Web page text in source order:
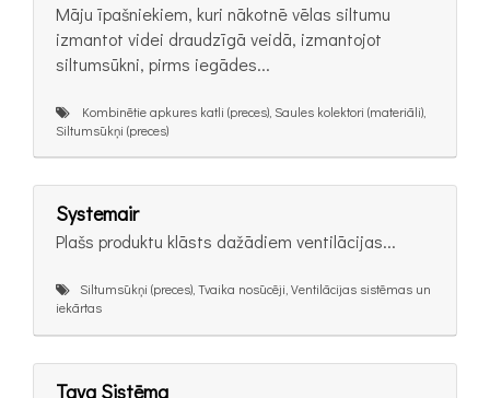
Māju īpašniekiem, kuri nākotnē vēlas siltumu
izmantot videi draudzīgā veidā, izmantojot
siltumsūkni, pirms iegādes...
Kombinētie apkures katli (preces), Saules kolektori (materiāli),
Siltumsūkņi (preces)
Systemair
Plašs produktu klāsts dažādiem ventilācijas...
Siltumsūkņi (preces), Tvaika nosūcēji, Ventilācijas sistēmas un
iekārtas
Tava Sistēma